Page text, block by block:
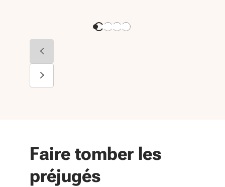
Diapositive précédente
Diapositive suivante
Faire tomber les
préjugés